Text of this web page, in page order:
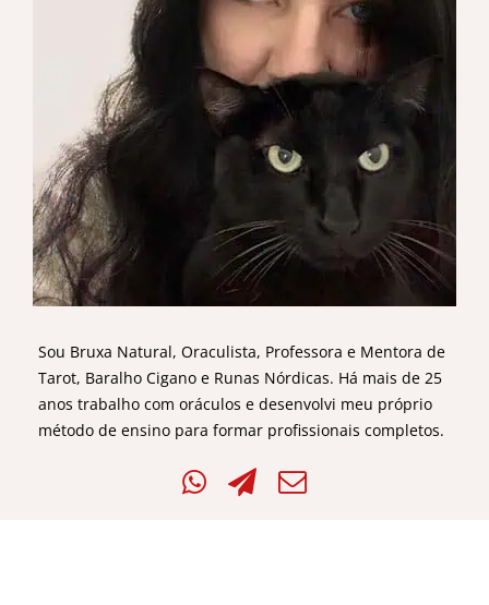
Sou Bruxa Natural, Oraculista, Professora e Mentora de
Tarot, Baralho Cigano e Runas Nórdicas. Há mais de 25
anos trabalho com oráculos e desenvolvi meu próprio
método de ensino para formar profissionais completos.